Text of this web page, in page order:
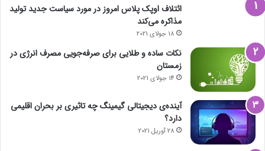
ائتلاف اوپک پلاس امروز در مورد سیاست جدید تولید
مذاکره می‌کند
18 جولای 2021
نکات ساده و طلایی برای صرفه‌جویی مصرف انرژی در
زمستان
14 جولای 2021
آینده‌ی دیجیتالی گیمینگ چه تاثیری بر بحران اقلیمی
دارد؟
28 آوریل 2021